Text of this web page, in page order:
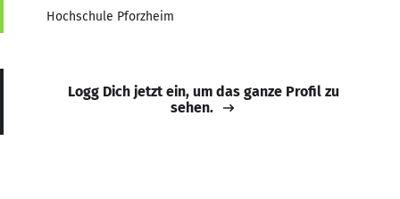
Hochschule Pforzheim
Logg Dich jetzt ein, um das ganze Profil zu
sehen.